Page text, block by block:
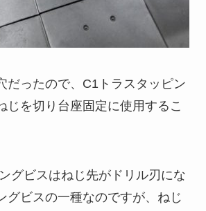
だったので、C1トラスタッピン
じを切り台座固定に使用するこ
グビスはねじ先がドリル刃にな
グビスの一種なのですが、ねじ